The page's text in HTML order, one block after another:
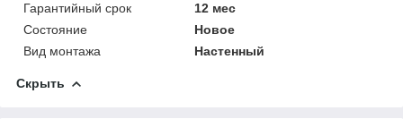
Гарантийный срок
12 мес
Состояние
Новое
Вид монтажа
Настенный
Скрыть